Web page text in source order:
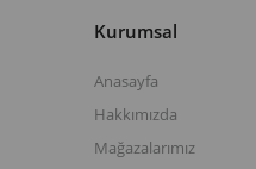
Kurumsal
Anasayfa
Hakkımızda
Mağazalarımız